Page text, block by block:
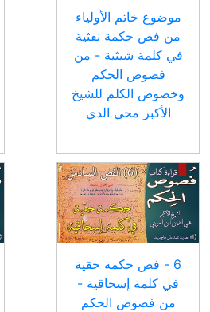
موضوع خاتم الأولياء
من فص حكمة نفثية
في كلمة شيثية - من
فصوص الحكم
وخصوص الكلم للشيخ
الأكبر محي الدي
6 - فص حكمة حقية
في كلمة إسحاقية -
من فصوص الحكم